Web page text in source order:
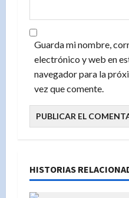
Guarda mi nombre,
electrónico y web en
navegador para la
vez que comente.
HISTORIAS